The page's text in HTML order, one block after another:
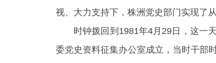
视、大力支持下，株洲党史部门实现了
时钟拨回到1981年4月29日，这一
委党史资料征集办公室成立，当时干部